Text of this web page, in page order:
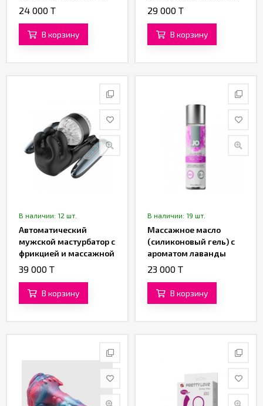
«Pretty Love» (16 см)
24 000 T
В корзину
«SXTOP»
29 000 T
В корзину
В наличии: 12 шт.
Автоматический
мужской мастурбатор с
фрикцией и массажной
стимуляцией от
39 000 T
В корзину
В наличии: 19 шт.
Массажное масло
(силиконовый гель) с
ароматом лаванды
«All-in-One Sensual
«System JO» (120 ML)
23 000 T
В корзину